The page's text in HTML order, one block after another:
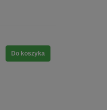
Do koszyka